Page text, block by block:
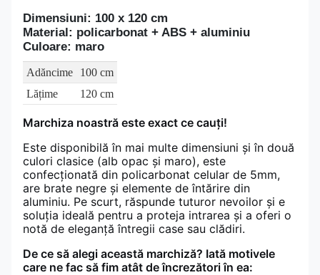
Dimensiuni: 100 x 120 cm
Material: policarbonat + ABS + aluminiu
Culoare: maro
Adăncime
100 cm
Lățime
120 cm
Marchiza noastră este exact ce cauți!
Este disponibilă în mai multe dimensiuni și în două
culori clasice (alb opac și maro), este
confecționată din policarbonat celular de 5mm,
are brate negre și elemente de întărire din
aluminiu. Pe scurt, răspunde tuturor nevoilor și e
soluția ideală pentru a proteja intrarea și a oferi o
notă de eleganță întregii case sau clădiri.
De ce să alegi această marchiză? Iată motivele
care ne fac să fim atât de încrezători în ea: